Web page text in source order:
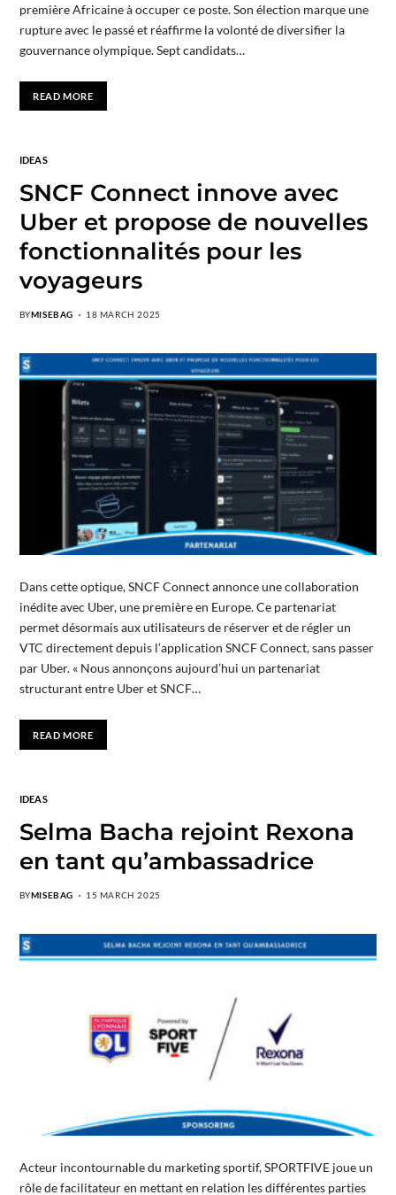
première Africaine à occuper ce poste. Son élection marque une
rupture avec le passé et réaffirme la volonté de diversifier la
gouvernance olympique. Sept candidats…
READ MORE
IDEAS
SNCF Connect innove avec
Uber et propose de nouvelles
fonctionnalités pour les
voyageurs
BYMISEBAG 18 MARCH 2025
Dans cette optique, SNCF Connect annonce une collaboration
inédite avec Uber, une première en Europe. Ce partenariat
permet désormais aux utilisateurs de réserver et de régler un
VTC directement depuis l’application SNCF Connect, sans passer
par Uber. « Nous annonçons aujourd’hui un partenariat
structurant entre Uber et SNCF…
READ MORE
IDEAS
Selma Bacha rejoint Rexona
en tant qu’ambassadrice
BYMISEBAG 15 MARCH 2025
Acteur incontournable du marketing sportif, SPORTFIVE joue un
rôle de facilitateur en mettant en relation les différentes parties